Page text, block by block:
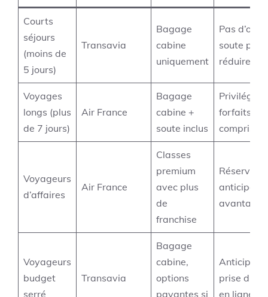
Courts
séjours
(moins de
5 jours)
Transavia
Bagage
cabine
uniquement
Pas
soute pour
réduire le
Voyages
longs (plus
de 7 jours)
Air France
Bagage
cabine +
soute inclus
Privilégier
forfaits
compris
Voyageurs
d’affaires
Air France
Classes
premium
avec plus
de
franchise
anticipées
Voyageurs
budget
serré
Transavia
Bagage
cabine,
options
payantes si
Anticiper
prise
en ligne